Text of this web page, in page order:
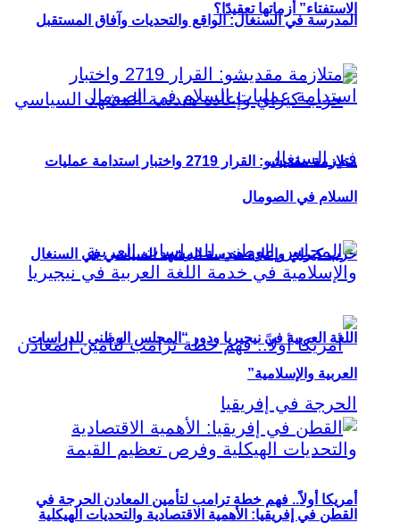
الاستفتاء” أزماتها تعقيدًا؟
حزب كيراي وإعادة هندسة المشهد السياسي في السنغال
أمريكا أولاً.. فهم خطة ترامب لتأمين المعادن الحرجة في
المدرسة في السنغال: الواقع والتحديات وآفاق المستقبل
متلازمة مقديشو: القرار 2719 واختبار استدامة عمليات
السلام في الصومال
اللغة العربية في نيجيريا ودور “المجلس الوطني للدراسات
العربية والإسلامية”
القطن في إفريقيا: الأهمية الاقتصادية والتحديات الهيكلية